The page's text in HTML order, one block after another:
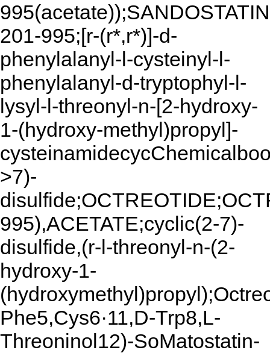
201-995;[r-(r*,r*)]-d-
phenylalanyl-l-cysteinyl-l-
phenylalanyl-d-tryptophyl-l-
lysyl-l-threonyl-n-[2-hydroxy-
1-(hydroxy-methyl)propyl]-
>7)-
995),ACETATE;cyclic(2-7)-
disulfide,(r-l-threonyl-n-(2-
hydroxy-1-
Phe5,Cys6·11,D-Trp8,L-
Threoninol12)-SoMatostatin-